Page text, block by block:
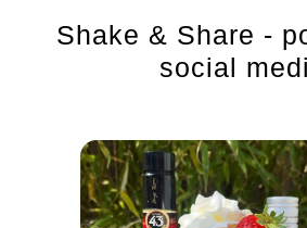
Shake & Share -
social